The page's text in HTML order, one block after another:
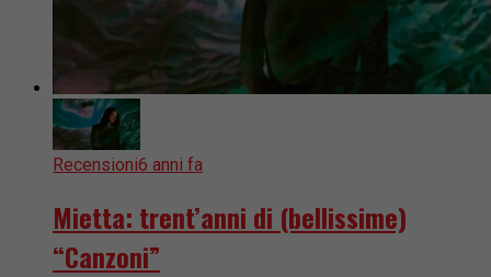
Recensioni6 anni fa
Mietta: trent’anni di (bellissime)
“Canzoni”